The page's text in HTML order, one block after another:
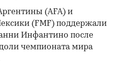
(AFA) и
(FMF) поддержали
Инфантино после
чемпионата мира